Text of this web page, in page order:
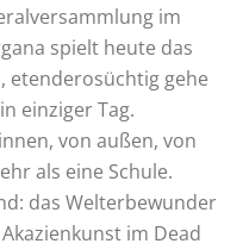
im
spielt heute das
etenderosüchtig gehe
einziger Tag.
von außen, von
als eine Schule.
das Welterbewunder
im Dead